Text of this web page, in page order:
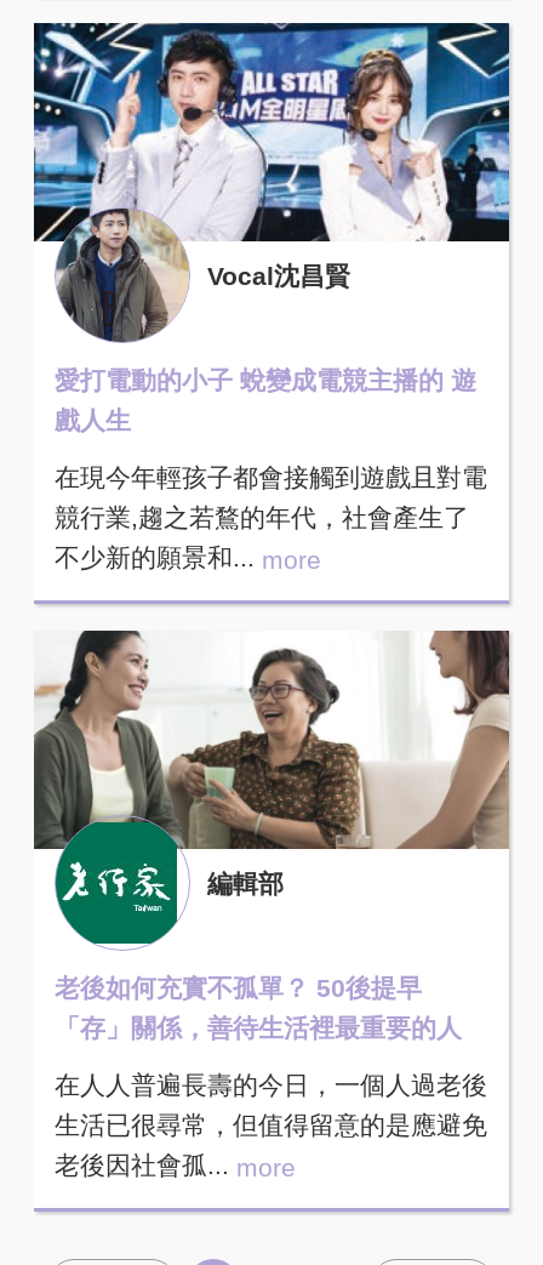
Vocal沈昌賢
愛打電動的小子 蛻變成電競主播的 遊
戲人生
在現今年輕孩子都會接觸到遊戲且對電
競行業,趨之若鶩的年代，社會產生了
不少新的願景和... more
編輯部
老後如何充實不孤單？ 50後提早
「存」關係，善待生活裡最重要的人
在人人普遍長壽的今日，一個人過老後
生活已很尋常，但值得留意的是應避免
老後因社會孤... more